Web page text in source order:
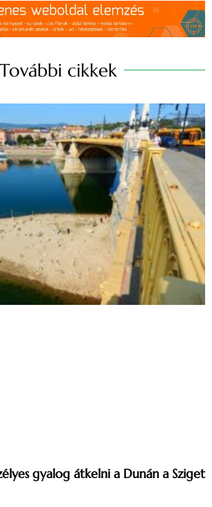
További cikkek
gyalog átkelni a Dunán a Sziget